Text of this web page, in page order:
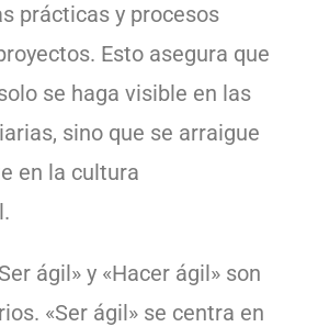
prácticas y procesos
Esto asegura que
se haga visible en las
sino que se arraigue
en la cultura
ágil» y «Hacer ágil» son
«Ser ágil» se centra en